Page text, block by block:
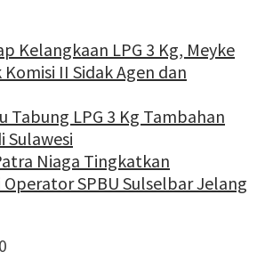
Kelangkaan LPG 3 Kg, Meyke
Komisi II Sidak Agen dan
Tabung LPG 3 Kg Tambahan
Sulawesi
Niaga Tingkatkan
SPBU Sulselbar Jelang